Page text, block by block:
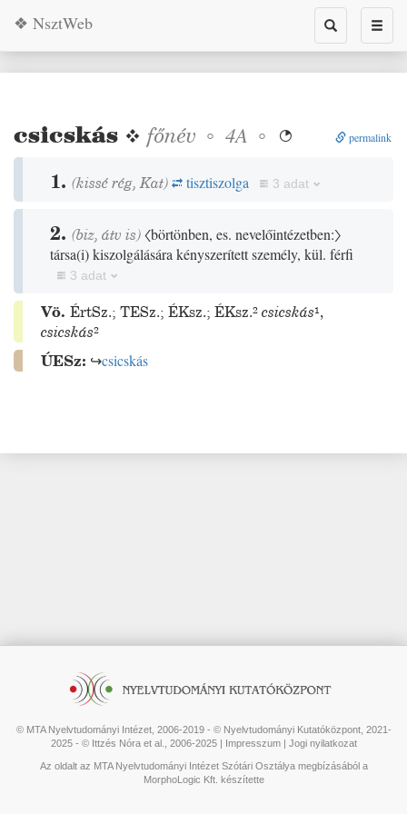
Toggle
search
❖ NsztWeb
csicskás ❖ főnév ◦ 4A ◦  permalink
1. (kissérég,Kat) tisztiszolga 3 adat
2. (biz, átv is)〈börtönben, es. nevelőintézetben:〉
társa(i)kiszolgálására kényszerített személy, kül. férfi
3 adat
Vö. ÉrtSz.; TESz.; ÉKsz.; ÉKsz.²csicskás¹,
csicskás²
ÚESz: ↪csicskás
© MTA Nyelvtudományi Intézet, 2006-2019 - © Nyelvtudományi Kutatóközpont, 2021-
2025 - © Ittzés Nóra et al., 2006-2025 | Impresszum| Jogi nyilatkozat
Az oldalt az MTA Nyelvtudományi Intézet Szótári Osztálya megbízásából a
MorphoLogic Kft. készítette